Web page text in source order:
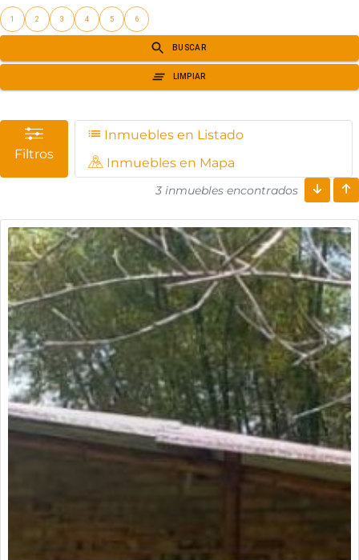
Filtros
Inmuebles en Listado
Inmuebles en Mapa
3 inmuebles encontrados